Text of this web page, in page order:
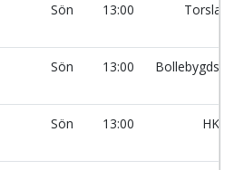
Sön 13:00
Sön 13:00 Bollebygds
Sön 13:00 HK